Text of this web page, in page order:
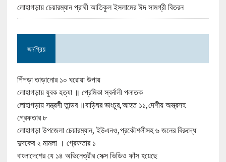
লোহাগড়ায় চেয়ারম্যান প্রার্থী আতিকুল ইসলামের ঈদ সামগ্রী বিতরন
জনপ্রিয়
পিঁপড়া তাড়ানোর ১০ ঘরোয়া উপায়
লোহাগড়ায় যুবক হত্যা ॥ প্রেমিকা স্বর্নালী পলাতক
লোহাগড়ায় সন্ত্রসী তান্ডব ॥বাড়িঘর ভাংচুর,আহত ১১,দেশীয় অস্ত্রসহ
গ্রেফতার ৮
লোহাগড়া উপজেলা চেয়ারম্যান, ইউএনও,প্রকৌশলীসহ ৬ জনের বিরুদ্ধে
দুদকের ২ মামলা । গ্রেফতার ১
বাংলাদেশের যে ১৪ অভিনেত্রীর সেক্স ভিডিও ফাঁস হয়েছে